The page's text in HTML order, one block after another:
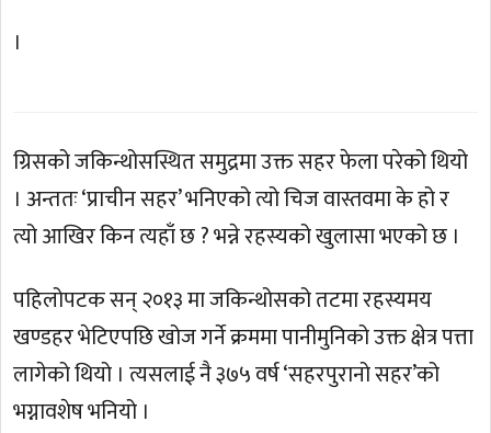
।
ग्रिसको जकिन्थोसस्थित समुद्रमा उक्त सहर फेला परेको थियो
। अन्ततः ‘प्राचीन सहर’ भनिएको त्यो चिज वास्तवमा के हो र
त्यो आखिर किन त्यहाँ छ ? भन्ने रहस्यको खुलासा भएको छ ।
पहिलोपटक सन् २०१३ मा जकिन्थोसको तटमा रहस्यमय
खण्डहर भेटिएपछि खोज गर्ने क्रममा पानीमुनिको उक्त क्षेत्र पत्ता
लागेको थियो । त्यसलाई नै ३७५ वर्ष ‘सहरपुरानो सहर’को
भग्नावशेष भनियो ।